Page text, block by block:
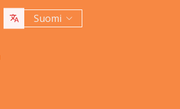
Suomi